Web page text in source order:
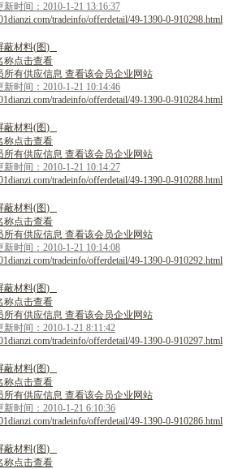
新时间：2010-1-21 13:16:37
tradeinfo/offerdetail/49-1390-0-910298.html
蔽材料(图)
称点击查看
所有供应信息 查看该会员企业网站
新时间：2010-1-21 10:14:46
tradeinfo/offerdetail/49-1390-0-910284.html
蔽材料(图)
称点击查看
所有供应信息 查看该会员企业网站
新时间：2010-1-21 10:14:27
tradeinfo/offerdetail/49-1390-0-910288.html
蔽材料(图)
称点击查看
所有供应信息 查看该会员企业网站
新时间：2010-1-21 10:14:08
tradeinfo/offerdetail/49-1390-0-910292.html
蔽材料(图)
称点击查看
所有供应信息 查看该会员企业网站
新时间：2010-1-21 8:11:42
tradeinfo/offerdetail/49-1390-0-910297.html
蔽材料(图)
称点击查看
所有供应信息 查看该会员企业网站
新时间：2010-1-21 6:10:36
tradeinfo/offerdetail/49-1390-0-910286.html
蔽材料(图)
称点击查看